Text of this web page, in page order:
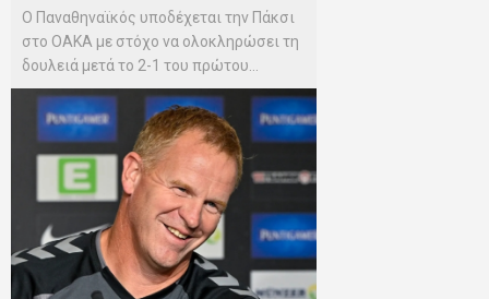
Ο Παναθηναϊκός υποδέχεται την Πάκσι
στο ΟΑΚΑ με στόχο να ολοκληρώσει τη
δουλειά μετά το 2-1 του πρώτου...